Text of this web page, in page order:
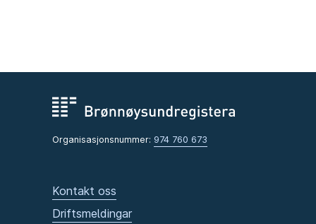
Organisasjonsnummer: 974 760 673
Kontakt oss
Driftsmeldingar